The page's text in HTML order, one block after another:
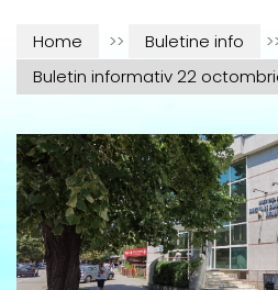
Home >> Buletine info
Buletin informativ 22